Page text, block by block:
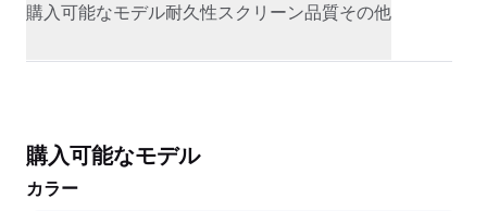
購入可能なモデル耐久性スクリーン品質その他
購入可能なモデル
カラー